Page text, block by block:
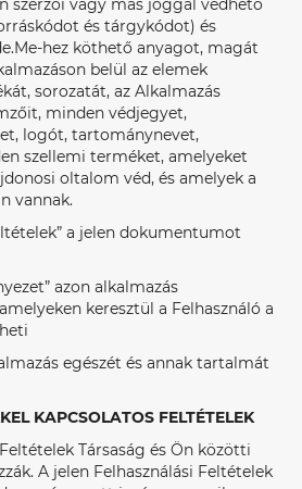
szerzői vagy más joggal védhető
és tárgykódot) és
hez köthető anyagot, magát
belül az elemek
sorozatát, az Alkalmazás
minden védjegyet,
logót, tartománynevet,
szellemi terméket, amelyeket
oltalom véd, és amelyek a
vannak.
a jelen dokumentumot
azon alkalmazás
keresztül a Felhasználó a
egészét és annak tartalmát
KAPCSOLATOS FELTÉTELEK
Társaság és Ön közötti
A jelen Felhasználási Feltételek